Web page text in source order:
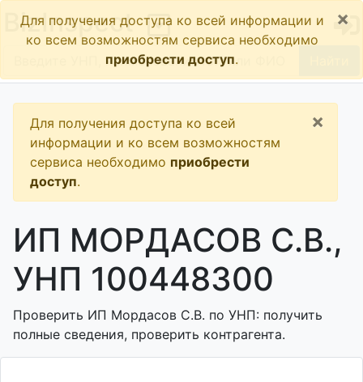
BizInspect
Для получения доступа ко всей информации и
ко всем возможностям сервиса необходимо
приобрести доступ.
×
Для получения доступа ко всей
информации и ко всем возможностям
сервиса необходимо приобрести
доступ.
×
ИП МОРДАСОВ С.В.,
УНП 100448300
Проверить ИП Мордасов С.В. по УНП: получить
полные сведения, проверить контрагента.